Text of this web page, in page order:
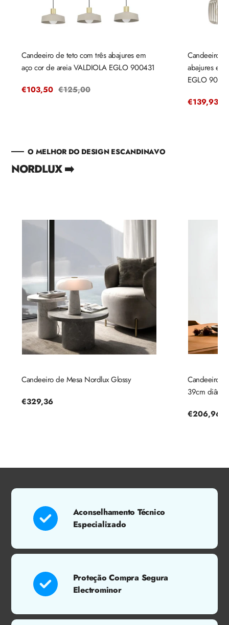
Candeeiro de teto com três abajures em
aço cor de areia VALDIOLA EGLO 900431
Preço
€103,50 Preço
€125,00
Candeeiro
abajures em
EGLO
Preço
€139,93
O MELHOR DO DESIGN ESCANDINAVO
NORDLUX ➡️
Candeeiro de Mesa Nordlux Glossy
Preço
€329,36
Candeeiro
39cm
Preço
€206,96
Aconselhamento Técnico
Especializado
Proteção Compra Segura
Electrominor